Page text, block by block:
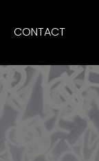
CONTACT